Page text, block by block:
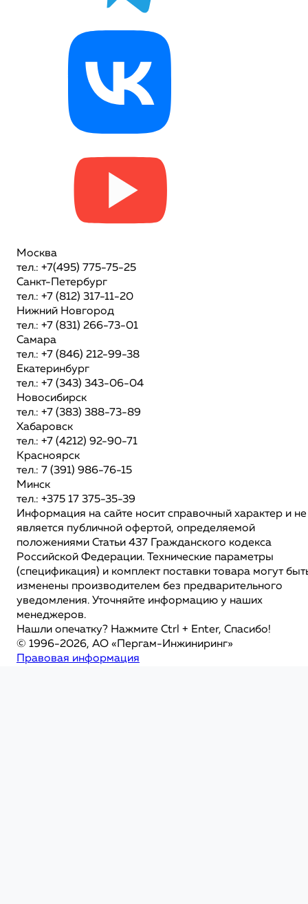
Москва
тел.: +7(495) 775-75-25
Санкт-Петербург
тел.: +7 (812) 317-11-20
Нижний Новгород
тел.: +7 (831) 266-73-01
Самара
тел.: +7 (846) 212-99-38
Екатеринбург
тел.: +7 (343) 343-06-04
Новосибирск
тел.: +7 (383) 388-73-89
Хабаровск
тел.: +7 (4212) 92-90-71
Красноярск
тел.: 7 (391) 986-76-15
Минск
тел.: +375 17 375-35-39
Информация на сайте носит справочный характер и не
является публичной офертой, определяемой
положениями Статьи 437 Гражданского кодекса
Российской Федерации. Технические параметры
(спецификация) и комплект поставки товара могут
изменены производителем без предварительного
уведомления. Уточняйте информацию у наших
менеджеров.
Нашли опечатку? Нажмите Ctrl + Enter, Спасибо!
© 1996-2026, АО «Пергам-Инжиниринг»
Правовая информация